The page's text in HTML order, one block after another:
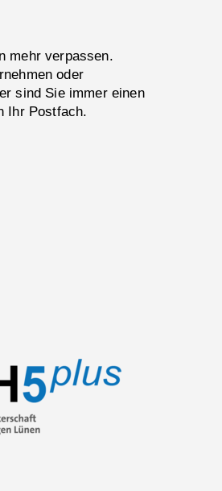
mehr verpassen.
oder
sind Sie immer einen
Ihr Postfach.